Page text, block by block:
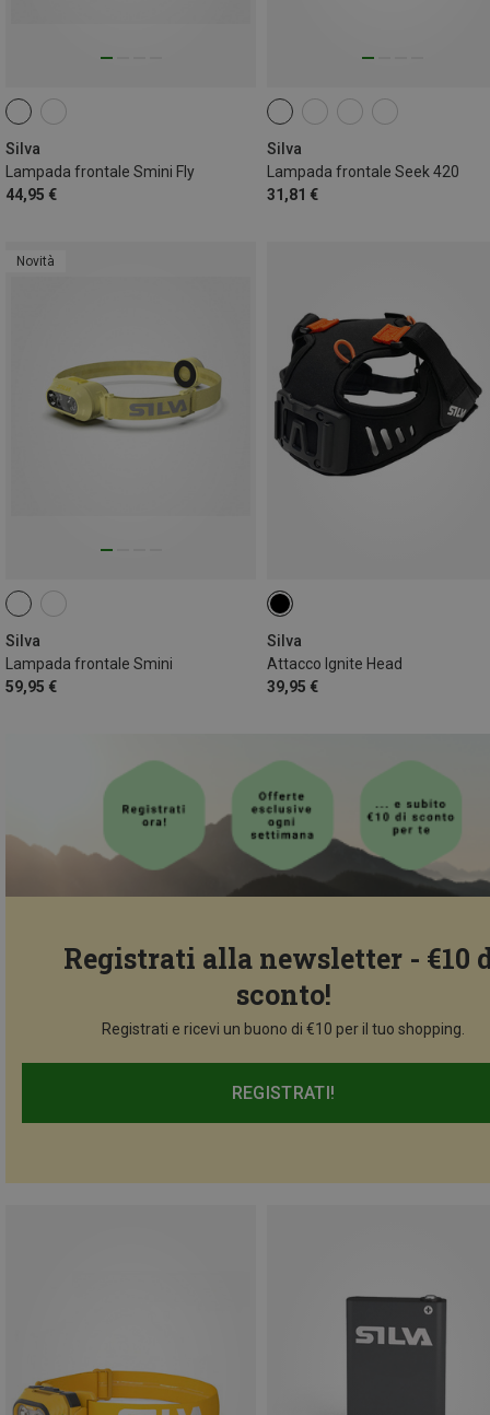
Silva
Lampada frontale Smini Fly
44,95 €
Silva
Lampada frontale Seek 420
31,81 €
Novità
Silva
Lampada frontale Smini
59,95 €
Silva
Attacco Ignite Head
39,95 €
Registrati alla newsletter - €10
sconto!
Registrati e ricevi un buono di €10 per il tuo shopping.
REGISTRATI!